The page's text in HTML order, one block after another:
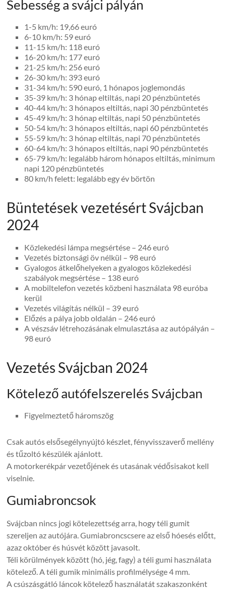
Sebesség a svájci pályán
1-5 km/h: 19,66 euró
6-10 km/h: 59 euró
11-15 km/h: 118 euró
16-20 km/h: 177 euró
21-25 km/h: 256 euró
26-30 km/h: 393 euró
31-34 km/h: 590 euró, 1 hónapos joglemondás
35-39 km/h: 3 hónap eltiltás, napi 20 pénzbüntetés
40-44 km/h: 3 hónapos eltiltás, napi 30 pénzbüntetés
45-49 km/h: 3 hónap eltiltás, napi 50 pénzbüntetés
50-54 km/h: 3 hónapos eltiltás, napi 60 pénzbüntetés
55-59 km/h: 3 hónap eltiltás, napi 70 pénzbüntetés
60-64 km/h: 3 hónapos eltiltás, napi 90 pénzbüntetés
65-79 km/h: legalább három hónapos eltiltás, minimum
napi 120 pénzbüntetés
80 km/h felett: legalább egy év börtön
Büntetések vezetésért Svájcban
2024
Közlekedési lámpa megsértése – 246 euró
Vezetés biztonsági öv nélkül – 98 euró
Gyalogos átkelőhelyeken a gyalogos közlekedési
szabályok megsértése – 138 euró
A mobiltelefon vezetés közbeni használata 98 ​​euróba
kerül
Vezetés világítás nélkül – 39 euró
Előzés a pálya jobb oldalán – 246 euró
A vészsáv létrehozásának elmulasztása az autópályán –
98 euró
Vezetés Svájcban 2024
Kötelező autófelszerelés Svájcban
Figyelmeztető háromszög
Csak autós elsősegélynyújtó készlet, fényvisszaverő mellény
és tűzoltó készülék ajánlott.
A motorkerékpár vezetőjének és utasának védősisakot kell
viselnie.
Gumiabroncsok
Svájcban nincs jogi kötelezettség arra, hogy téli gumit
szereljen az autójára. Gumiabroncscsere az első hóesés előtt,
azaz október és húsvét között javasolt.
Téli körülmények között (hó, jég, fagy) a téli gumi használata
kötelező. A téli gumik minimális profilmélysége 4 mm.
A csúszásgátló láncok kötelező használatát szakaszonként